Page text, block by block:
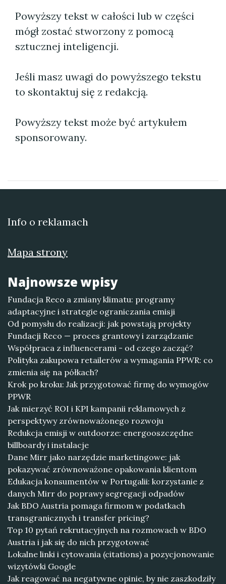
Powyższy tekst w całości lub w części
mógł zostać stworzony z pomocą
sztucznej inteligencji.
Jeśli masz uwagi do powyższego tekstu
to skontaktuj się z redakcją.
Powyższy tekst może być artykułem
sponsorowany.
Info o reklamach
Mapa strony
Najnowsze wpisy
Fundacja Reco a zmiany klimatu: programy
adaptacyjne i strategie ograniczania emisji
Od pomysłu do realizacji: jak powstają projekty
Fundacji Reco — proces grantowy i zarządzanie
Współpraca z influencerami - od czego zacząć?
Polityka zakupowa retailerów a wymagania PPWR: co
zmienia się na półkach?
Krok po kroku: Jak przygotować firmę do wymogów
PPWR
Jak mierzyć ROI i KPI kampanii reklamowych z
perspektywy zrównoważonego rozwoju
Redukcja emisji w outdoorze: energooszczędne
billboardy i instalacje
Dane Mirr jako narzędzie marketingowe: jak
pokazywać zrównoważone opakowania klientom
Edukacja konsumentów w Portugalii: korzystanie z
danych Mirr do poprawy segregacji odpadów
Jak BDO Austria pomaga firmom w podatkach
transgranicznych i transfer pricing?
Top 10 pytań rekrutacyjnych na rozmowach w BDO
Austria i jak się do nich przygotować
Lokalne linki i cytowania (citations) a pozycjonowanie
wizytówki Google
Jak reagować na negatywne opinie, by nie zaszkodziły